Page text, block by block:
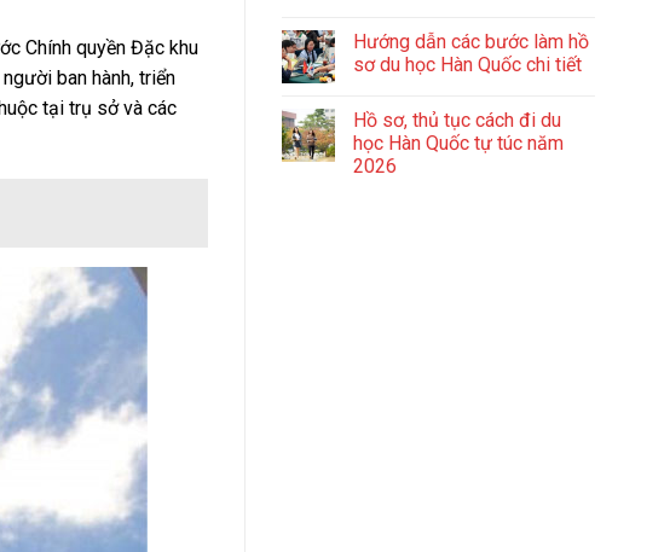
Chính quyền Đặc khu
ban hành, triển
tại trụ sở và các
Hướng dẫn các bước làm hồ
sơ du học Hàn Quốc chi tiết
Hồ sơ, thủ tục cách đi du
học Hàn Quốc tự túc năm
2026